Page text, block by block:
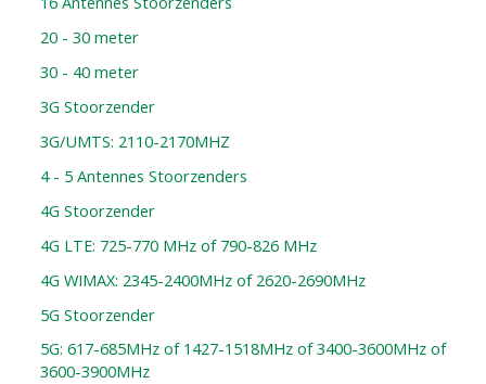
20 - 30 meter
30 - 40 meter
3G Stoorzender
3G/UMTS: 2110-2170MHZ
4 - 5 Antennes Stoorzenders
4G Stoorzender
4G LTE: 725-770 MHz of 790-826 MHz
4G WIMAX: 2345-2400MHz of 2620-2690MHz
5G Stoorzender
5G: 617-685MHz of 1427-1518MHz of 3400-3600MHz of
3600-3900MHz